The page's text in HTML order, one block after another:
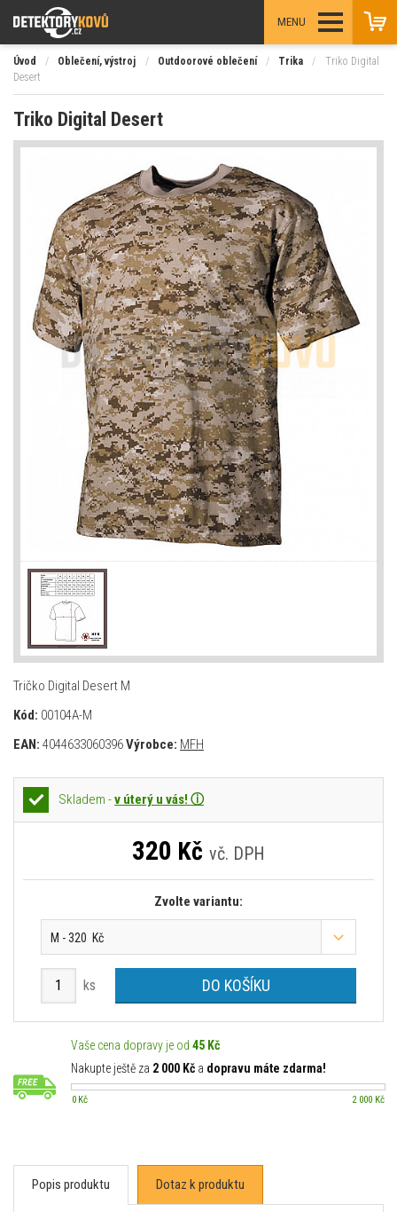
MENU
Úvod / Oblečení, výstroj / Outdoorové oblečení / Trika /
Triko Digital
Desert
Triko Digital Desert
Tričko Digital Desert M
Kód: 00104A-M
EAN: 4044633060396Výrobce: MFH
Skladem -v úterý u vás! ⓘ
320 Kč vč. DPH
Zvolte variantu:
M - 320 Kč
ks DO KOŠÍKU
Vaše cena dopravy je od 45 Kč
Nakupte ještě za 2 000 Kč a dopravu máte zdarma!
0 Kč 2 000 Kč
Popis produktu Dotaz k produktu